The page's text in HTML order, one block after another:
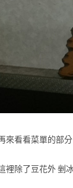
來看看菜單的部分
裡除了豆花外 剉